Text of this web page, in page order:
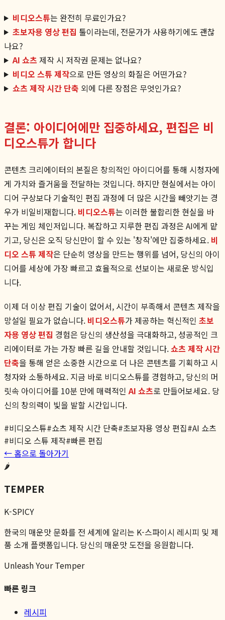
비디오스튜는 완전히 무료인가요?
초보자용 영상 편집 툴이라는데, 전문가가 사용하기에도 괜찮
나요?
AI 쇼츠 제작 시 저작권 문제는 없나요?
비디오 스튜 제작으로 만든 영상의 화질은 어떤가요?
쇼츠 제작 시간 단축 외에 다른 장점은 무엇인가요?
결론: 아이디어에만 집중하세요, 편집은 비
디오스튜가 합니다
콘텐츠 크리에이터의 본질은 창의적인 아이디어를 통해 시청자에
게 가치와 즐거움을 전달하는 것입니다. 하지만 현실에서는 아이
디어 구상보다 기술적인 편집 과정에 더 많은 시간을 빼앗기는 경
우가 비일비재합니다. 비디오스튜는 이러한 불합리한 현실을 바
꾸는 게임 체인저입니다. 복잡하고 지루한 편집 과정은 AI에게 맡
기고, 당신은 오직 당신만이 할 수 있는 '창작'에만 집중하세요. 비
디오 스튜 제작은 단순히 영상을 만드는 행위를 넘어, 당신의 아이
디어를 세상에 가장 빠르고 효율적으로 선보이는 새로운 방식입
니다.
이제 더 이상 편집 기술이 없어서, 시간이 부족해서 콘텐츠 제작을
망설일 필요가 없습니다. 비디오스튜가 제공하는 혁신적인 초보
자용 영상 편집 경험은 당신의 생산성을 극대화하고, 성공적인 크
리에이터로 가는 가장 빠른 길을 안내할 것입니다.쇼츠 제작 시간
단축을 통해 얻은 소중한 시간으로 더 나은 콘텐츠를 기획하고 시
청자와 소통하세요. 지금 바로 비디오스튜를 경험하고, 당신의 머
릿속 아이디어를 10분 만에 매력적인 AI 쇼츠로 만들어보세요. 당
신의 창의력이 빛을 발할 시간입니다.
#비디오스튜#쇼츠 제작 시간 단축#초보자용 영상 편집#AI 쇼츠
#비디오 스튜 제작#빠른 편집
← 홈으로 돌아가기
🌶️
TEMPER
K-SPICY
한국의 매운맛 문화를 전 세계에 알리는 K-스파이시 레시피 및 제
품 소개 플랫폼입니다. 당신의 매운맛 도전을 응원합니다.
Unleash Your Temper
빠른 링크
레시피